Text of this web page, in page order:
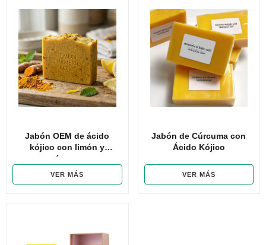
Jabón OEM de ácido
kójico con limón y
cúrcuma
VER MÁS
Jabón de Cúrcuma con
Ácido Kójico
VER MÁS